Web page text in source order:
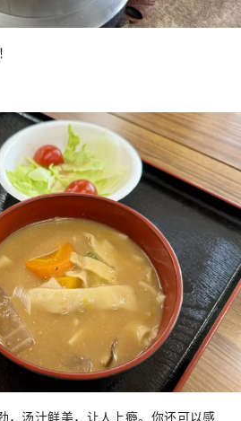
，汤汁鲜美，让人上瘾。你还可以感